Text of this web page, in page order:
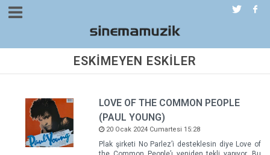
ESKİMEYEN ESKİLER
LOVE OF THE COMMON PEOPLE
(PAUL YOUNG)
20 Ocak 2024 Cumartesi 15:28
Plak şirketi No Parlez’i desteklesin diye Love of